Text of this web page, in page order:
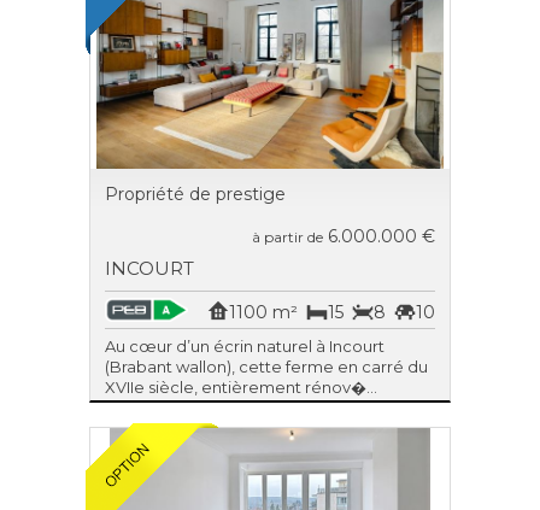
Propriété de prestige
à partir de 6.000.000 €
INCOURT
10
8
15
1100 m²
Au cœur d’un écrin naturel à Incourt
(Brabant wallon), cette ferme en carré du
XVIIe siècle, entièrement rénov�...